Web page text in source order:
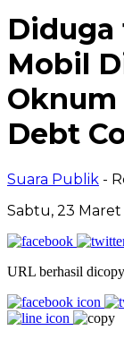
Diduga
Mobil
Debt
Suara Publik -
Sabtu, 23
URL berhasil dicopy